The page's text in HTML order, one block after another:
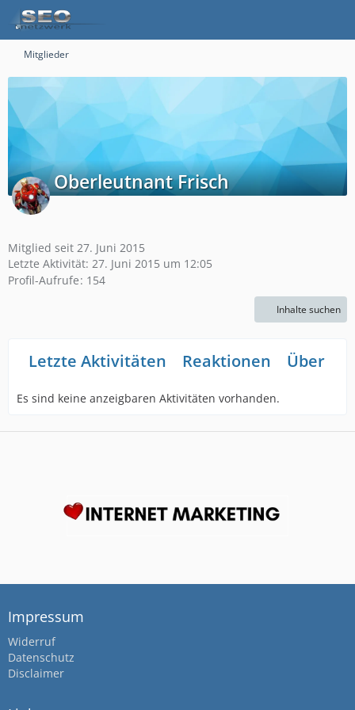
Mitglieder
Oberleutnant Frisch
Mitglied seit 27. Juni 2015
Letzte Aktivität: 27. Juni 2015 um 12:05
Profil-Aufrufe 154
Inhalte suchen
Letzte Aktivitäten Reaktionen Über
Es sind keine anzeigbaren Aktivitäten vorhanden.
Impressum
Widerruf
Datenschutz
Disclaimer